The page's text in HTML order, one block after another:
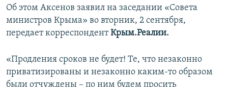
ПРОПАВШИЕ БЕЗ ВЕСТИ
ПОБЕДИТЕЛЕЙ НЕ СУДЯТ?
ELIFBE
УКРАИНСКАЯ ПРОБЛЕМА КРЫМА
ПРИСОЕДИНЯЙТЕСЬ!
Об этом Аксенов заявил на заседании «Совета
министров Крыма» во вторник, 2 сентября,
передает корреспондентКрым.Реалии.
«Продления сроков не будет! Те, что незаконно
приватизированы и незаконно каким-то образом
были отчуждены – по ним будем просить